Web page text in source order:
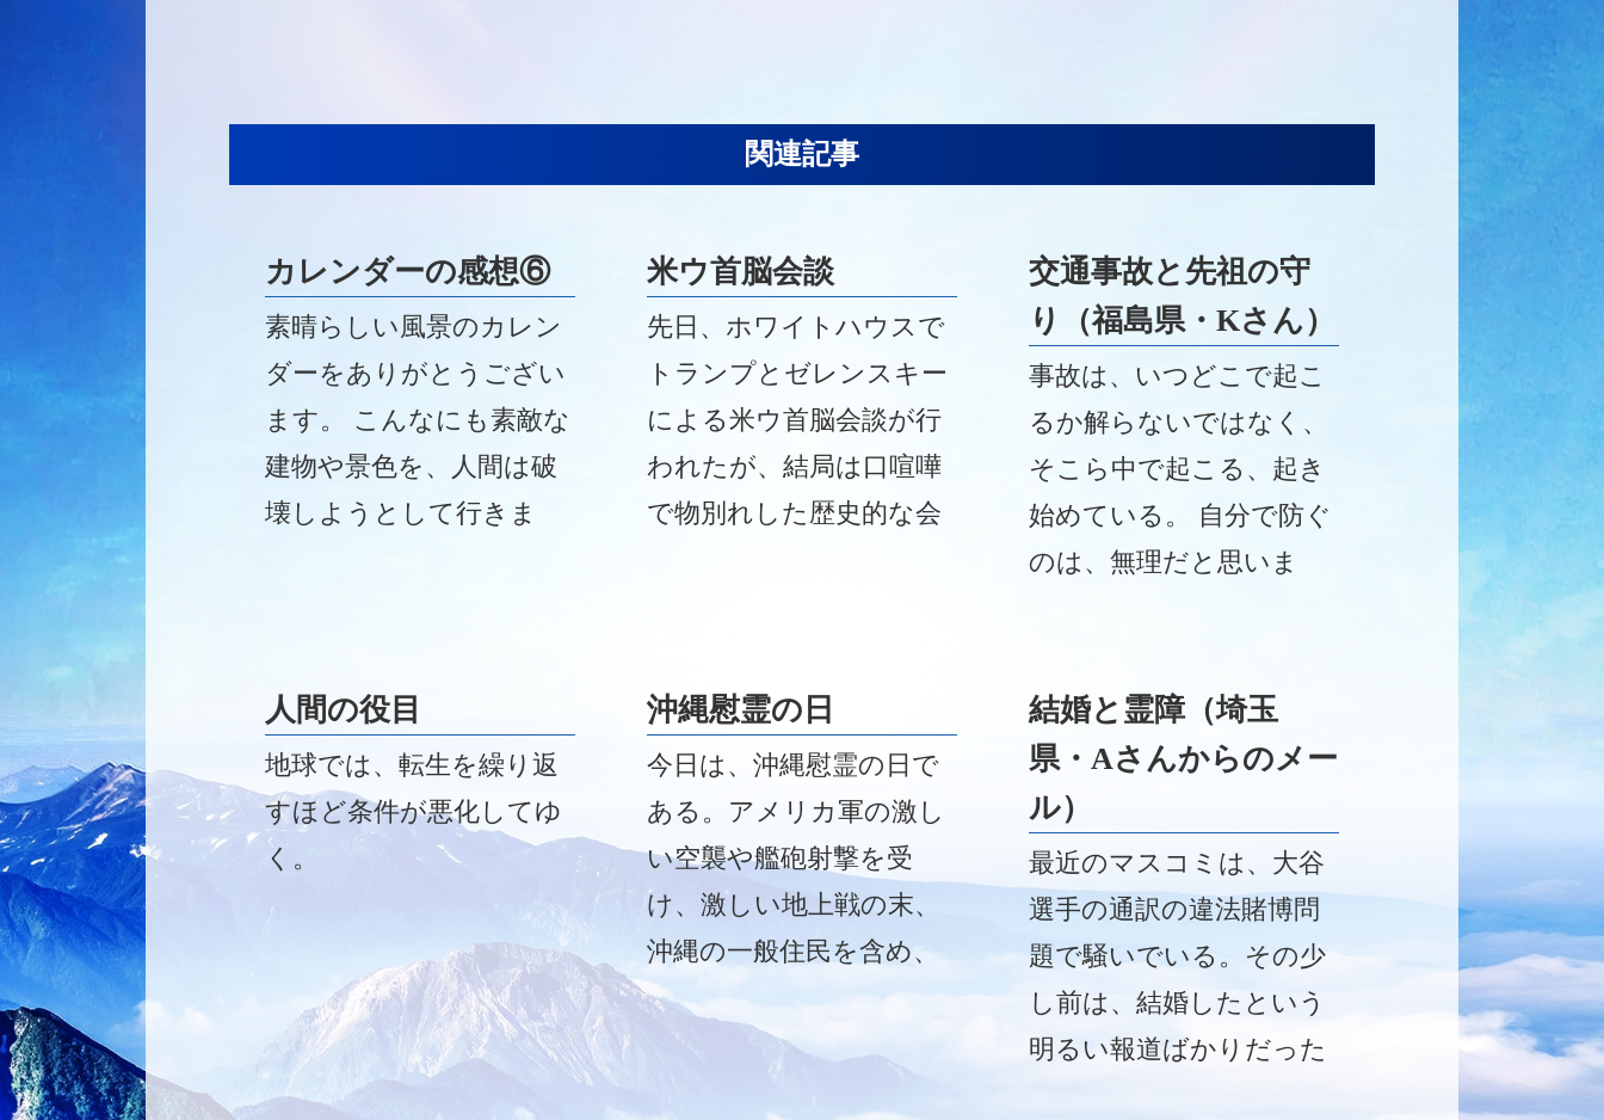
関連記事
カレンダーの感想⑥
素晴らしい風景のカレン
ダーをありがとうござい
ます。 こんなにも素敵な
建物や景色を、人間は破
壊しようとして行きま
米ウ首脳会談
先日、ホワイトハウスで
トランプとゼレンスキー
による米ウ首脳会談が行
われたが、結局は口喧嘩
で物別れした歴史的な会
交通事故と先祖の守
り（福島県・Kさん）
事故は、いつどこで起こ
るか解らないではなく、
そこら中で起こる、起き
始めている。 自分で防ぐ
のは、無理だと思いま
います。
人間の役目
地球では、転生を繰り返
すほど条件が悪化してゆ
く。
沖縄慰霊の日
今日は、沖縄慰霊の日で
ある。アメリカ軍の激し
い空襲や艦砲射撃を受
け、激しい地上戦の末、
沖縄の一般住民を含め、
約２０万人が亡くなって
いる。
結婚と霊障（埼玉
県・Aさんからのメー
ル）
最近のマスコミは、大谷
選手の通訳の違法賭博問
題で騒いでいる。その少
し前は、結婚したという
明るい報道ばかりだった